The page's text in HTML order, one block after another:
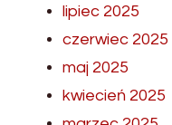
lipiec 2025
czerwiec 2025
maj 2025
kwiecień 2025